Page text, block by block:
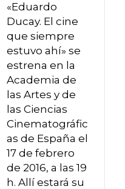
«Eduardo
Ducay. El cine
que siempre
estuvo ahí» se
estrena en la
Academia de
las Artes y de
las Ciencias
Cinematográfic
as de España el
17 de febrero
de 2016, a las 19
h. Allí estará su